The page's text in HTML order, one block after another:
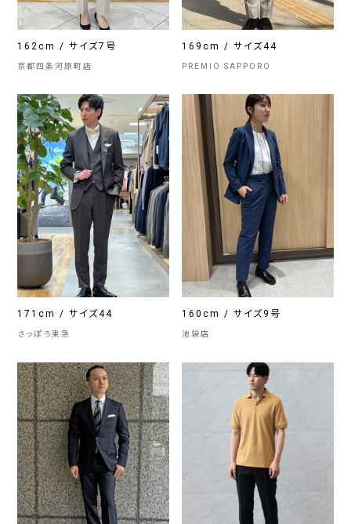
162cm / サイズ7号
京都四条河原町店
169cm / サイズ44
PREMIO SAPPORO
171cm / サイズ44
さっぽろ東急
160cm / サイズ9号
池袋店